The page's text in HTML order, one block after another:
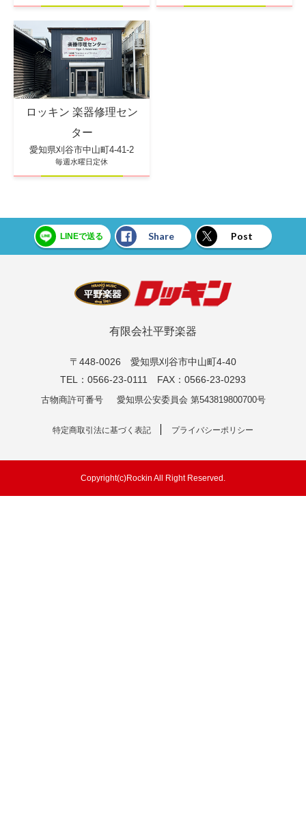
ロッキン 楽器修理セン
ター
愛知県刈谷市中山町4-41-2
毎週水曜日定休
LINEで送る Share Post
有限会社平野楽器
〒448-0026 愛知県刈谷市中山町4-40
TEL：0566-23-0111 FAX：0566-23-0293
古物商許可番号 愛知県公安委員会 第543819800700号
特定商取引法に基づく表記 プライバシーポリシー
Copyright(c)Rockin All Right Reserved.